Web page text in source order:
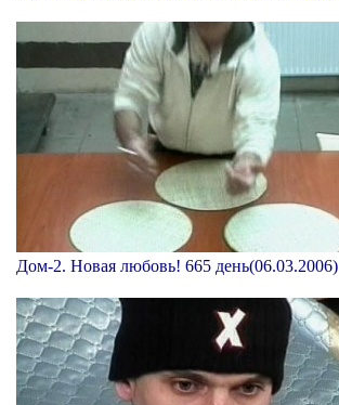
Дом-2. Новая любовь! 665 день(06.03.2006)